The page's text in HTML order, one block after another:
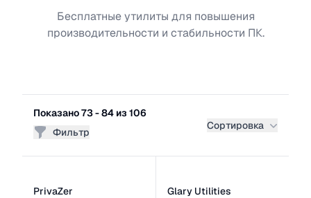
Бесплатные утилиты для повышения
производительности и стабильности ПК.
Показано 73 - 84 из 106
Фильтр
Сортировка
PrivaZer Glary Utilities